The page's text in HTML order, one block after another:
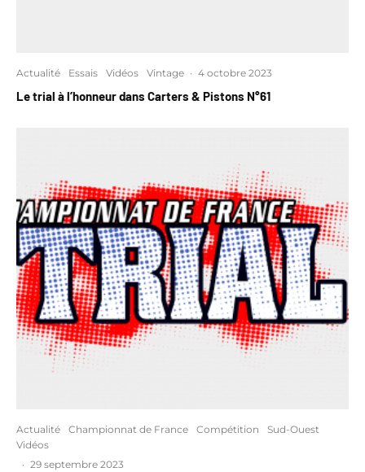
Actualité Essais Vidéos Vintage · 4 octobre 2023
Le trial à l’honneur dans Carters & Pistons N°61
Actualité Championnat de France Compétition
Sud-Ouest
Vidéos
· 29 septembre 2023